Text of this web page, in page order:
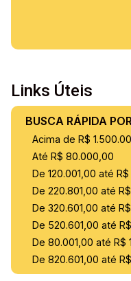
Links Úteis
BUSCA RÁPIDA
Acima de R$
Até R$ 80.000,00
De 120.001,00 até
De 220.801,00 até
De 320.601,00 até
De 520.601,00 até
De 80.001,00 até R$
De 820.601,00 até